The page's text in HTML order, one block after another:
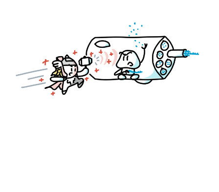
Exercise physiology
illustrated
03 Dec 202518 min read